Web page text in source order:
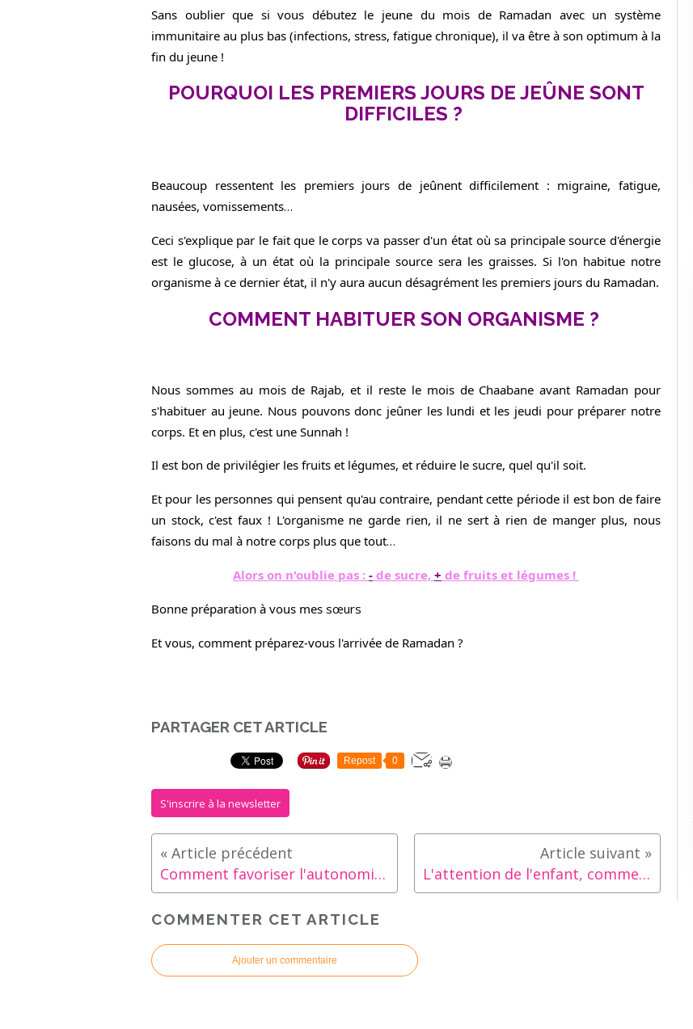
Sans oublier que si vous débutez le jeune du mois de Ramadan avec un système
immunitaire au plus bas (infections, stress, fatigue chronique), il va être à son optimum à la
fin du jeune !
POURQUOI LES PREMIERS JOURS DE JEÛNE SONT
DIFFICILES ?
Beaucoup ressentent les premiers jours de jeûnent difficilement : migraine, fatigue,
nausées, vomissements…
Ceci s'explique par le fait que le corps va passer d'un état où sa principale source d'énergie
est le glucose, à un état où la principale source sera les graisses. Si l'on habitue notre
organisme à ce dernier état, il n'y aura aucun désagrément les premiers jours du Ramadan.
COMMENT HABITUER SON ORGANISME ?
Nous sommes au mois de Rajab, et il reste le mois de Chaabane avant Ramadan pour
s'habituer au jeune. Nous pouvons donc jeûner les lundi et les jeudi pour préparer notre
corps. Et en plus, c'est une Sunnah !
Il est bon de privilégier les fruits et légumes, et réduire le sucre, quel qu'il soit.
Et pour les personnes qui pensent qu'au contraire, pendant cette période il est bon de faire
un stock, c'est faux ! L'organisme ne garde rien, il ne sert à rien de manger plus, nous
faisons du mal à notre corps plus que tout…
Alors on n'oublie pas : - de sucre, + de fruits et légumes !
Bonne préparation à vous mes sœurs
Et vous, comment préparez-vous l'arrivée de Ramadan ?
PARTAGER CET ARTICLE
Repost 0
S'inscrire à la newsletter
Comment favoriser l'autonomie de mon enfants en 3 étapes ? L'attention de l'enfant, comment ça fonctionne ? [Les 4 boutons de la lampe d'attention]
COMMENTER CET ARTICLE
Ajouter un commentaire